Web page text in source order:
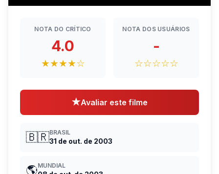
NOTA DO CRÍTICO
4.0
★★★★☆
NOTA DOS USUÁRIOS
-
☆☆☆☆☆
★Avaliar este filme
🇧🇷BRASIL
31 de out. de 2003
🌎MUNDIAL